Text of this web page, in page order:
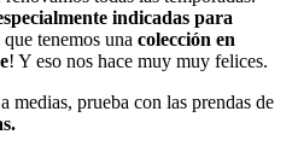
indicadas para
tenemos una colección en
! Y eso nos hace muy muy felices.
medias, prueba con las prendas de